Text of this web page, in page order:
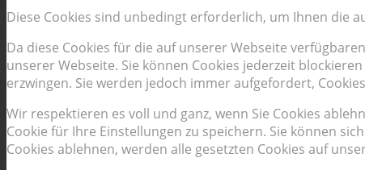
Diese Cookies sind unbedingt erforderlich, um Ihnen die
Da diese Cookies für die auf unserer Webseite
unserer Webseite. Sie können Cookies jederzeit
erzwingen. Sie werden jedoch immer aufgefordert,
Wir respektieren es voll und ganz, wenn Sie Cookies
Cookie für Ihre Einstellungen zu speichern. Sie können
Cookies ablehnen, werden alle gesetzten Cookies auf